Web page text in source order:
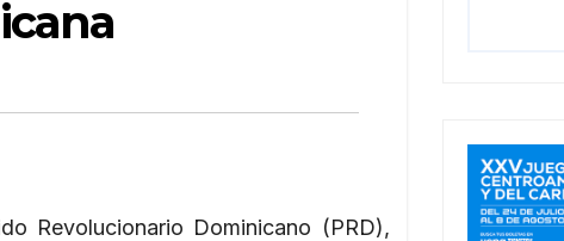
Revolucionario Dominicano (PRD),